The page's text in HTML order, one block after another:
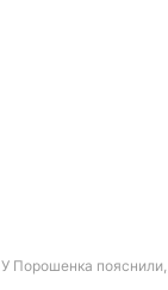
У Порошенка